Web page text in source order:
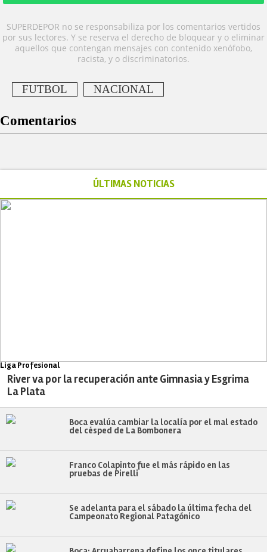
SUPERDEPOR no se responsabiliza por los comentarios vertidos
por sus lectores. Y se reserva el derecho de bloquear y o eliminar
aquellos que contengan mensajes con contenido xenófobo,
racista, y o discriminatorios.
FUTBOL NACIONAL
Comentarios
ÚLTIMAS NOTICIAS
Liga Profesional
River va por la recuperación ante Gimnasia y Esgrima
La Plata
Boca evalúa cambiar la localía por el mal estado
del césped de La Bombonera
Franco Colapinto fue el más rápido en las
pruebas de Pirelli
Se adelanta para el sábado la última fecha del
Campeonato Regional Patagónico